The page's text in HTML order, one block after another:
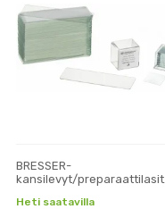
BRESSER-
kansilevyt/preparaattilasit
Heti saatavilla